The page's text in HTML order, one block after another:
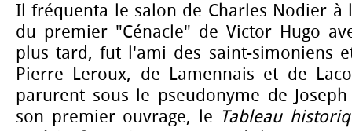
Il fréquenta le salon de Charles Nodier à
du premier "Cénacle" de Victor Hugo
plus tard, fut l'ami des saint-simoniens
Pierre Leroux, de Lamennais et de
parurent sous le pseudonyme de
son premier ouvrage, le Tableau